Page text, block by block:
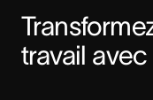
travail